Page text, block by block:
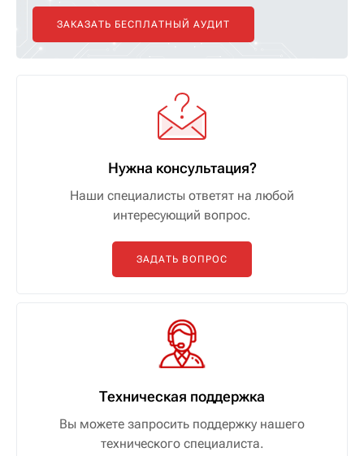
ЗАКАЗАТЬ БЕСПЛАТНЫЙ АУДИТ
Нужна консультация?
Наши специалисты ответят на любой
интересующий вопрос.
ЗАДАТЬ ВОПРОС
Техническая поддержка
Вы можете запросить поддержку нашего
технического специалиста.